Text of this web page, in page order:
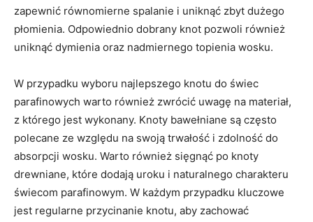
zapewnić równomierne spalanie i uniknąć⁢ zbyt dużego
płomienia. Odpowiednio ⁢dobrany knot⁤ pozwoli ​również
uniknąć ⁣dymienia oraz nadmiernego ​topienia wosku.
W przypadku wyboru najlepszego⁢ knotu do świec
parafinowych warto również zwrócić uwagę na materiał,
z którego jest ‍wykonany. Knoty bawełniane⁣ są często
polecane ze⁣ względu na swoją trwałość i​ zdolność⁢ do⁤
absorpcji wosku. Warto również sięgnąć⁢ po ⁤knoty
drewniane, które dodają uroku​ i naturalnego charakteru
świecom parafinowym. ​W każdym przypadku kluczowe⁣
jest regularne przycinanie knotu, aby zachować